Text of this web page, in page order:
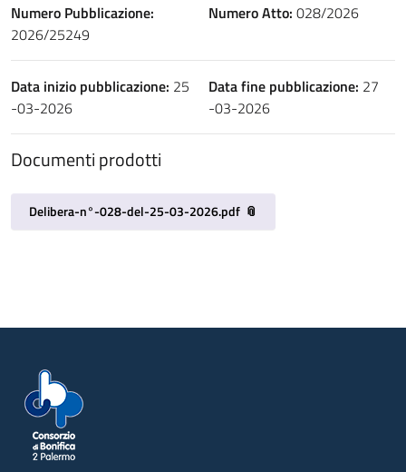
Numero Pubblicazione:
2026/25249
Numero Atto: 028/2026
Data inizio pubblicazione: 25
-03-2026
Data fine pubblicazione: 27
-03-2026
Documenti prodotti
Delibera-n°-028-del-25-03-2026.pdf